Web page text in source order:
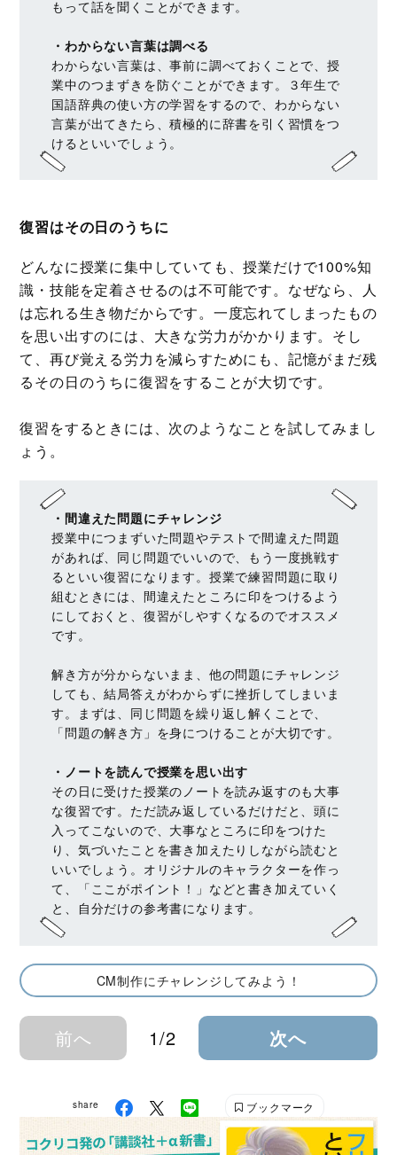
もって話を聞くことができます。
・わからない言葉は調べる
わからない言葉は、事前に調べておくことで、授
業中のつまずきを防ぐことができます。３年生で
国語辞典の使い方の学習をするので、わからない
言葉が出てきたら、積極的に辞書を引く習慣をつ
けるといいでしょう。
復習はその日のうちに
どんなに授業に集中していても、授業だけで100%知
識・技能を定着させるのは不可能です。なぜなら、人
は忘れる生き物だからです。一度忘れてしまったもの
を思い出すのには、大きな労力がかかります。そし
て、再び覚える労力を減らすためにも、記憶がまだ残
るその日のうちに復習をすることが大切です。
復習をするときには、次のようなことを試してみまし
ょう。
・間違えた問題にチャレンジ
授業中につまずいた問題やテストで間違えた問題
があれば、同じ問題でいいので、もう一度挑戦す
るといい復習になります。授業で練習問題に取り
組むときには、間違えたところに印をつけるよう
にしておくと、復習がしやすくなるのでオススメ
です。
解き方が分からないまま、他の問題にチャレンジ
しても、結局答えがわからずに挫折してしまいま
す。まずは、同じ問題を繰り返し解くことで、
「問題の解き方」を身につけることが大切です。
・ノートを読んで授業を思い出す
その日に受けた授業のノートを読み返すのも大事
な復習です。ただ読み返しているだけだと、頭に
入ってこないので、大事なところに印をつけた
り、気づいたことを書き加えたりしながら読むと
いいでしょう。オリジナルのキャラクターを作っ
て、「ここがポイント！」などと書き加えていく
と、自分だけの参考書になります。
CM制作にチャレンジしてみよう！
前へ 1/2 次へ
share ブックマーク